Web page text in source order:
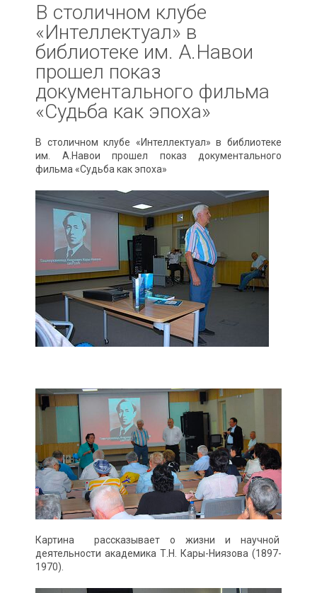
В столичном клубе
«Интеллектуал» в
библиотеке им. А.Навои
прошел показ
документального фильма
«Судьба как эпоха»
В столичном клубе «Интеллектуал» в библиотеке
им. А.Навои прошел показ документального
фильма «Судьба как эпоха»
Картина рассказывает о жизни и научной
деятельности академика Т.Н. Кары-Ниязова (1897-
1970).